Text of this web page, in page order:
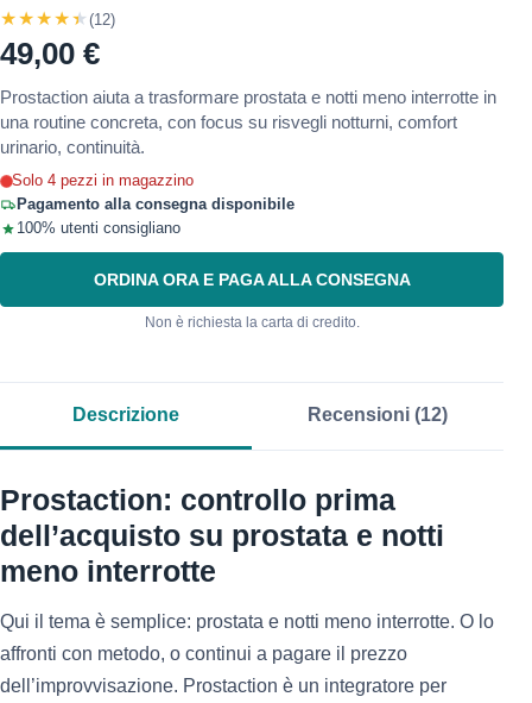
★★★★★ (12)
49,00 €
Prostaction aiuta a trasformare prostata e notti meno interrotte in
una routine concreta, con focus su risvegli notturni, comfort
urinario, continuità.
Solo 4 pezzi in magazzino
Pagamento alla consegna disponibile
100% utenti consigliano
ORDINA ORA E PAGA ALLA CONSEGNA
Non è richiesta la carta di credito.
Descrizione Recensioni (12)
Prostaction: controllo prima
dell’acquisto su prostata e notti
meno interrotte
Qui il tema è semplice: prostata e notti meno interrotte. O lo
affronti con metodo, o continui a pagare il prezzo
dell’improvvisazione. Prostaction è un integratore per